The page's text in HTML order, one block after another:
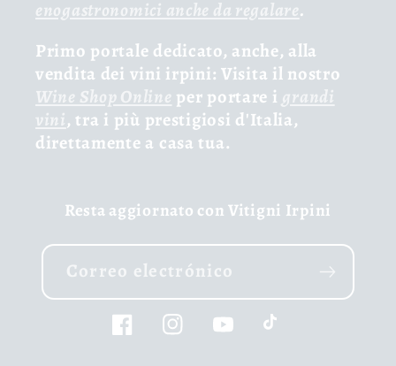
enogastronomici anche da regalare.
Primo portale dedicato, anche, alla
vendita dei vini irpini: Visita il nostro
Wine Shop Online per portare i grandi
vini, tra i più prestigiosi d'Italia,
direttamente a casa tua.
Resta aggiornato con Vitigni Irpini
Correo electrónico
FacebookInstagramYouTubeTikTok